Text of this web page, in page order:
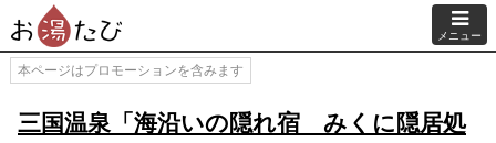
メニュー
本ページはプロモーションを含みます
三国温泉「海沿いの隠れ宿 みくに隠居処